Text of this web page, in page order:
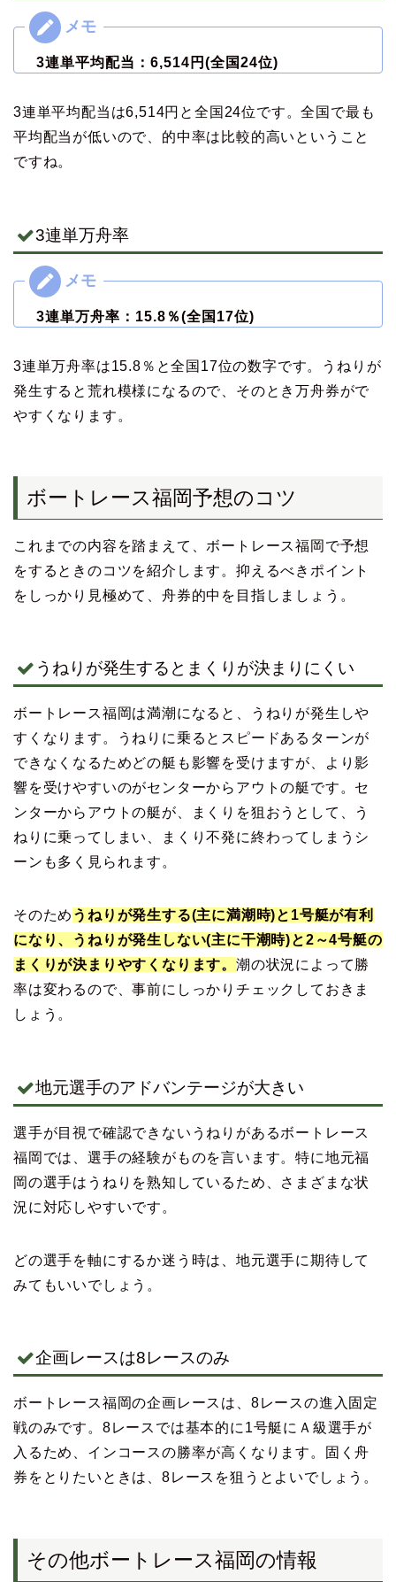
3連単平均配当：6,514 円(全国24位)
3連単平均配当は6,514円と全国24位です。全国で最も
平均配当が低いので、的中率は比較的高いということ
ですね。
3連単万舟率
3連単万舟率：15.8％(全国17位)
3連単万舟率は15.8％と全国17位の数字です。うねりが
発生すると荒れ模様になるので、そのとき万舟券がで
やすくなります。
ボートレース福岡予想のコツ
これまでの内容を踏まえて、ボートレース福岡で予想
をするときのコツを紹介します。抑えるべきポイント
をしっかり見極めて、舟券的中を目指しましょう。
うねりが発生するとまくりが決まりにくい
ボートレース福岡は満潮になると、うねりが発生しや
すくなります。うねりに乗るとスピードあるターンが
できなくなるためどの艇も影響を受けますが、より影
響を受けやすいのがセンターからアウトの艇です。セ
ンターからアウトの艇が、まくりを狙おうとして、う
ねりに乗ってしまい、まくり不発に終わってしまうシ
ーンも多く見られます。
そのため うねりが発生する(主に満潮時)と1号艇が有利
になり、うねりが発生しない(主に干潮時)と2～4号艇の
まくりが決まりやすくなります。 潮の状況によって勝
率は変わるので、事前にしっかりチェックしておきま
しょう。
地元選手のアドバンテージが大きい
選手が目視で確認できないうねりがあるボートレース
福岡では、選手の経験がものを言います。特に地元福
岡の選手はうねりを熟知しているため、さまざまな状
況に対応しやすいです。
どの選手を軸にするか迷う時は、地元選手に期待して
みてもいいでしょう。
企画レースは8レースのみ
ボートレース福岡の企画レースは、8レースの進入固定
戦のみです。8レースでは基本的に1号艇にＡ級選手が
入るため、インコースの勝率が高くなります。固く舟
券をとりたいときは、8レースを狙うとよいでしょう。
その他ボートレース福岡の情報